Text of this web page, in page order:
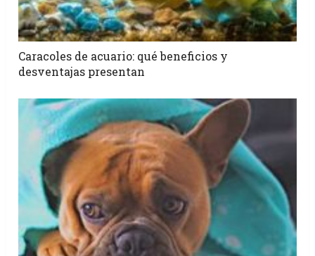
Caracoles de acuario: qué beneficios y
desventajas presentan